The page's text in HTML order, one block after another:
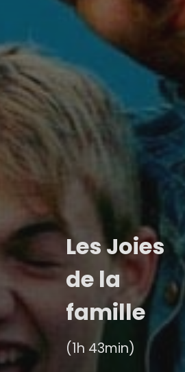
Les Joies
de la
famille
(1h 43min)